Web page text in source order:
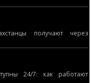
получают через
24/7: как работают